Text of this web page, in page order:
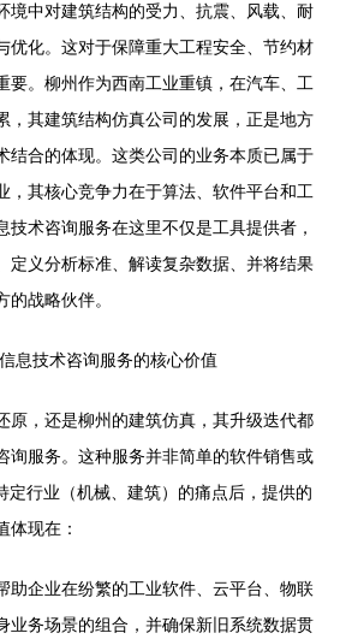
境中对建筑结构的受力、抗震、风载、耐
优化。这对于保障重大工程安全、节约材
要。柳州作为西南工业重镇，在汽车、工
，其建筑结构仿真公司的发展，正是地方
结合的体现。这类公司的业务本质已属于
，其核心竞争力在于算法、软件平台和工
技术咨询服务在这里不仅是工具提供者，
定义分析标准、解读复杂数据、并将结果
战略伙伴。
息技术咨询服务的核心价值
原，还是柳州的建筑仿真，其升级迭代都
询服务。这种服务并非简单的软件销售或
定行业（机械、建筑）的痛点后，提供的
体现在：
助企业在纷繁的工业软件、云平台、物联
业务场景的组合，并确保新旧系统数据贯